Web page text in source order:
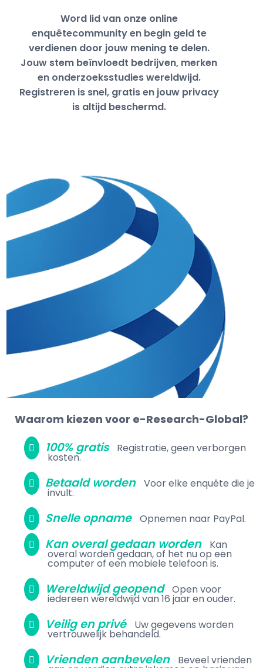
Word lid van onze online
enquêtecommunity en begin geld te
verdienen door jouw mening te delen.
Jouw stem beïnvloedt bedrijven, merken
en onderzoeksstudies wereldwijd.
Registreren is snel, gratis en jouw privacy
is altijd beschermd.
Waarom kiezen voor e-Research-Global?
100% gratis Registratie, geen verborgen
kosten.
Betaald worden Voor elke enquête die je
invult.
Snelle opname Opnemen naar PayPal.
Kan overal gedaan worden Kan
overal worden gedaan, of het nu op een
computer of een mobiele telefoon is.
Wereldwijd geopend Open voor
iedereen wereldwijd van 16 jaar en ouder.
Veilig en privé Uw gegevens worden
vertrouwelijk behandeld.
Vrienden aanbevelen Beveel vrienden